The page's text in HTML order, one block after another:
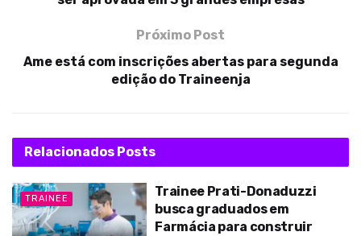
Próximo Post
Ame está com inscrições abertas para segunda
edição do Traineenja
Relacionados Posts
TRAINEE
Trainee Prati-Donaduzzi
busca graduados em
Farmácia para construir